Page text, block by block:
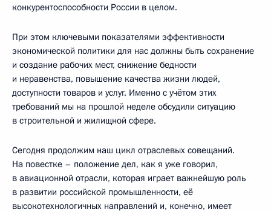
конкурентоспособности России в целом.
При этом ключевыми показателями эффективности
экономической политики для нас должны быть сохранение
и создание рабочих мест, снижение бедности
и неравенства, повышение качества жизни людей,
доступности товаров и услуг. Именно с учётом этих
требований мы на прошлой неделе обсудили ситуацию
в строительной и жилищной сфере.
Сегодня продолжим наш цикл отраслевых совещаний.
На повестке – положение дел, как я уже говорил,
в авиационной отрасли, которая играет важнейшую роль
в развитии российской промышленности, её
высокотехнологичных направлений и, конечно, имеет